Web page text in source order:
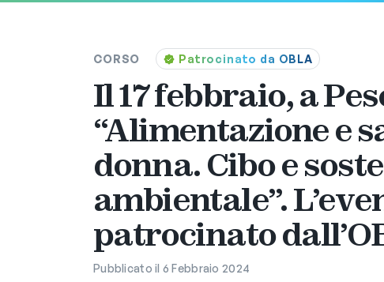
CORSO Patrocinato da OBLA
Il 17 febbraio, a
“Alimentazione e
donna. Cibo e
ambientale”.
patrocinato
Pubblicato il 6 Febbraio 2024